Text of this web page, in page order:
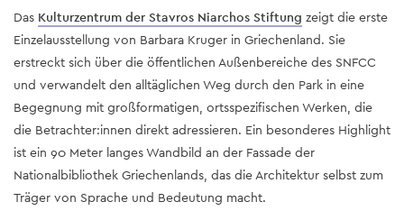
Das Kulturzentrum der Stavros Niarchos Stiftung zeigt die erste
Einzelausstellung von Barbara Kruger in Griechenland. Sie
erstreckt sich über die öffentlichen Außenbereiche des SNFCC
und verwandelt den alltäglichen Weg durch den Park in eine
Begegnung mit großformatigen, ortsspezifischen Werken, die
die Betrachter:innen direkt adressieren. Ein besonderes Highlight
ist ein 90 Meter langes Wandbild an der Fassade der
Nationalbibliothek Griechenlands, das die Architektur selbst zum
Träger von Sprache und Bedeutung macht.